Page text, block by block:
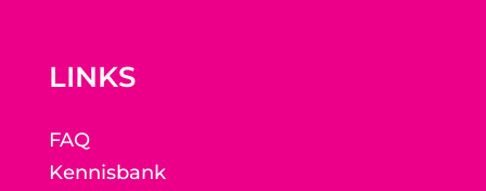
LINKS
FAQ
Kennisbank